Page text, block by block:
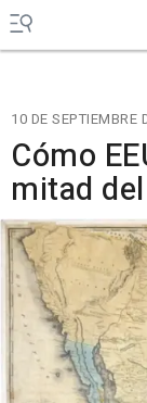
10 DE SEPTIEMBRE
Cómo
mitad